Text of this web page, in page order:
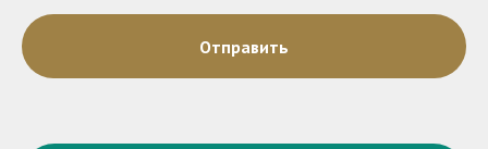
Отправить